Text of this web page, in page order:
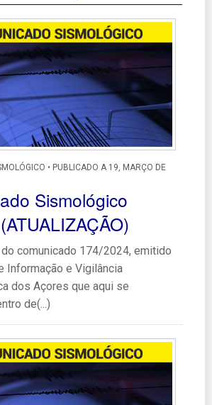
• PUBLICADO A 19, MARÇO DE
Sismológico
comunicado 174/2024, emitido
Informação e Vigilância
dos Açores que aqui se
de(...)